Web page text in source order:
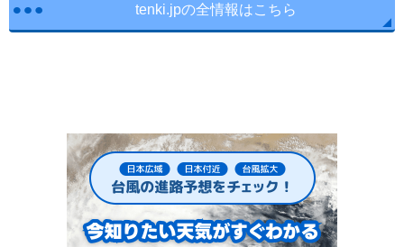
tenki.jpの全情報はこちら